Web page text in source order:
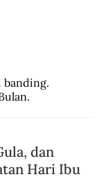
dan
Hari Ibu